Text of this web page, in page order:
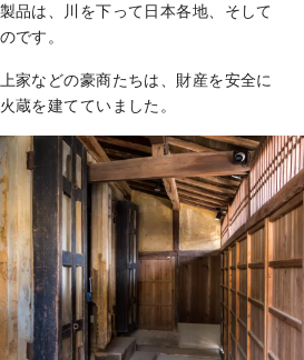
品は、川を下って日本各地、そして
です。
家などの豪商たちは、財産を安全に
蔵を建てていました。